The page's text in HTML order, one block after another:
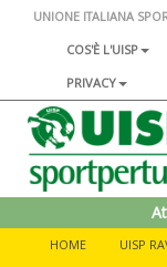
UNIONE ITALIANA
COS'È L'UISP
PRIVACY
HOME UISP